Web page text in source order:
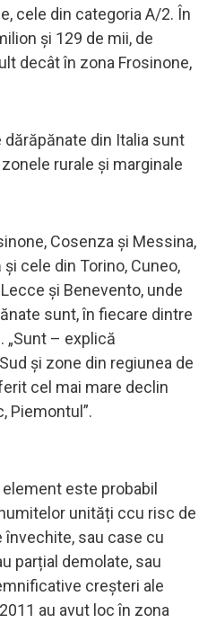
cele din categoria A/2. În
și 129 de mii, de
decât în ​​zona Frosinone,
din Italia sunt
rurale și marginale
Cosenza și Messina,
cele din Torino, Cuneo,
și Benevento, unde
sunt, în fiecare dintre
„Sunt – explică
și zone din regiunea de
cel mai mare declin
Piemontul”.
este probabil
unități ccu risc de
sau case cu
parțial demolate, sau
creșteri ale
au avut loc în zona